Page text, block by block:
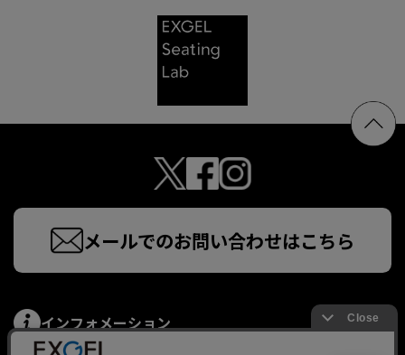
メールでのお問い合わせはこちら
インフォメーション